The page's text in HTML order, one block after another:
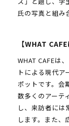
氏の写真と組み
【WHAT
WHAT CAFEは
トによる現代
ポットです。会
数多くのアーテ
し、来訪者には
します。また、